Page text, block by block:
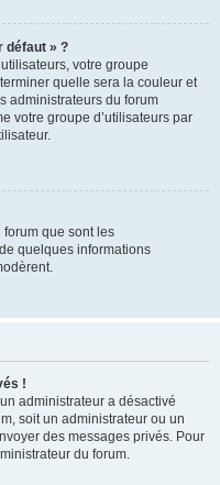
défaut » ?
votre groupe
quelle sera la couleur et
administrateurs du forum
votre groupe d’utilisateurs par
forum que sont les
quelques informations
!
administrateur a désactivé
soit un administrateur ou un
des messages privés. Pour
du forum.